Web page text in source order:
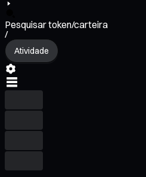
Pesquisar token/carteira
/
Atividade